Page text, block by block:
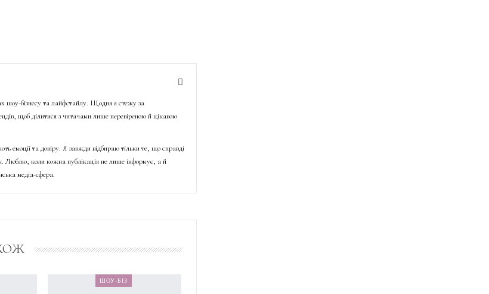
шоу-бізнесу та лайфстайлу. Щодня я стежу за
щоб ділитися з читачами лише перевіреною й цікавою
емоції та довіру. Я завжди відбираю тільки те, що справді
Люблю, коли кожна публікація не лише інформує, а й
медіа-сфера.
ШОУ-БІЗ